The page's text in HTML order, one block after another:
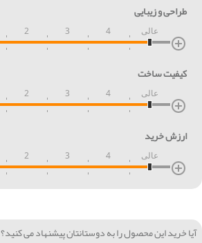
طراحی و زیبایی
2 3 4 عالی
کیفیت ساخت
2 3 4 عالی
ارزش خرید
2 3 4 عالی
آیا خرید این محصول را به دوستانتان پیشنهاد می کنید؟